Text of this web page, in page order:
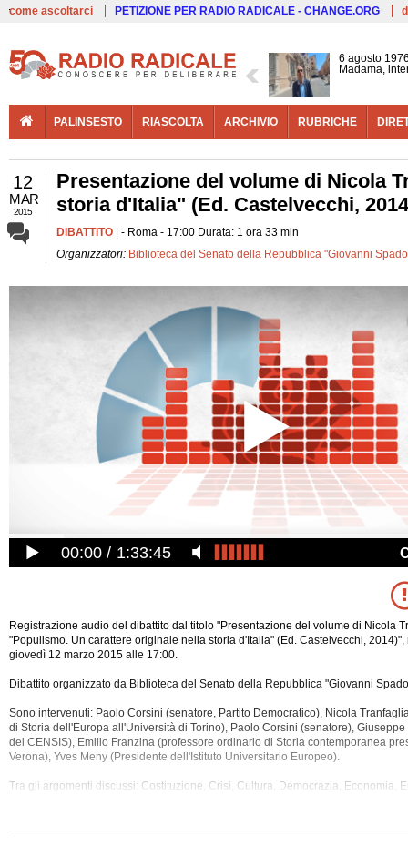
come ascoltarci PETIZIONE PER RADIO RADICALE - CHANGE.ORG
6 agosto
Madama,
PALINSESTO RIASCOLTA ARCHIVIO RUBRICHE
12
MAR
2015
Presentazione del volume di Nicola
storia d'Italia" (Ed. Castelvecchi,
DIBATTITO | - Roma - 17:00 Durata: 1 ora 33 min
Organizzatori: Biblioteca del Senato della Repubblica "Giovanni
00:00 1:33:45
Registrazione audio del dibattito dal titolo "Presentazione del volume di Nicola
"Populismo. Un carattere originale nella storia d'Italia" (Ed. Castelvecchi, 2014)",
giovedì 12 marzo 2015 alle 17:00.
Dibattito organizzato da Biblioteca del Senato della Repubblica "Giovanni
Sono intervenuti: Paolo Corsini (senatore, Partito Democratico), Nicola
di Storia dell'Europa all'Università di Torino), Paolo Corsini (senatore),
del CENSIS), Emilio Franzina (professore ordinario di Storia contemporanea
Verona), Yves Meny (Presidente dell'Istituto Universitario Europeo).
Tra gli argomenti discussi: Costituzione, Crisi, Cultura, Democrazia, Economia,
La registrazione audio di questo dibatto ha una durata di 1 ora e 33 minuti.